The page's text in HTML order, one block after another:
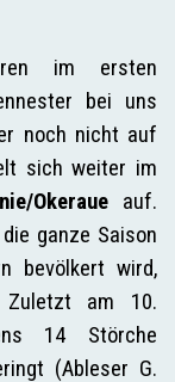
im ersten
bei uns
noch nicht auf
sich weiter im
Okeraueauf.
ganze Saison
bevölkert wird,
Zuletzt am 10.
14 Störche
(Ableser G.